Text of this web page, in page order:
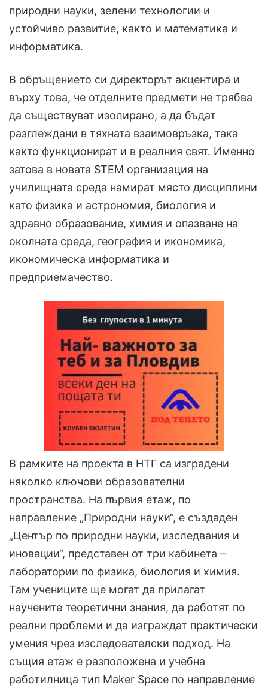
природни науки, зелени технологии и
устойчиво развитие, както и математика и
информатика.
В обръщението си директорът акцентира и
върху това, че отделните предмети не трябва
да съществуват изолирано, а да бъдат
разглеждани в тяхната взаимовръзка, така
както функционират и в реалния свят. Именно
затова в новата STEM организация на
училищната среда намират място дисциплини
като физика и астрономия, биология и
здравно образование, химия и опазване на
околната среда, география и икономика,
икономическа информатика и
предприемачество.
В рамките на проекта в НТГ са изградени
няколко ключови образователни
пространства. На първия етаж, по
направление „Природни науки“, е създаден
„Център по природни науки, изследвания и
иновации“, представен от три кабинета –
лаборатории по физика, биология и химия.
Там учениците ще могат да прилагат
научените теоретични знания, да работят по
реални проблеми и да изграждат практически
умения чрез изследователски подход. На
същия етаж е разположена и учебна
работилница тип Maker Space по направление